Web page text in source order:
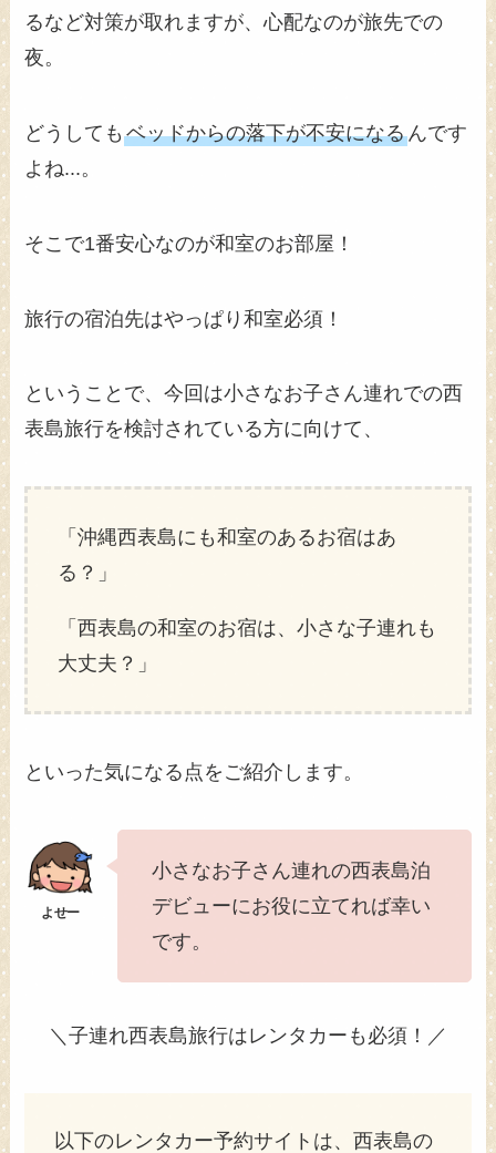
るなど対策が取れますが、心配なのが旅先での
夜。
どうしてもベッドからの落下が不安になるんです
よね...。
そこで1番安心なのが和室のお部屋！
旅行の宿泊先はやっぱり和室必須！
ということで、今回は小さなお子さん連れでの西
表島旅行を検討されている方に向けて、
「沖縄西表島にも和室のあるお宿はあ
る？」
「西表島の和室のお宿は、小さな子連れも
大丈夫？」
といった気になる点をご紹介します。
小さなお子さん連れの西表島泊
デビューにお役に立てれば幸い
です。
＼子連れ西表島旅行はレンタカーも必須！／
以下のレンタカー予約サイトは、西表島の